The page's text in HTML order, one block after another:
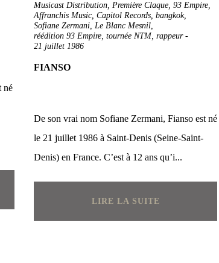
né
Musicast Distribution, Première Claque, 93 Empire,
Affranchis Music, Capitol Records, bangkok,
Sofiane Zermani, Le Blanc Mesnil,
réédition 93 Empire, tournée NTM, rappeur-
21 juillet 1986
FIANSO
De son vrai nom Sofiane Zermani, Fianso est né
le 21 juillet 1986 à Saint-Denis (Seine-Saint-
Denis) en France. C’est à 12 ans qu’i...
LIRE LA SUITE